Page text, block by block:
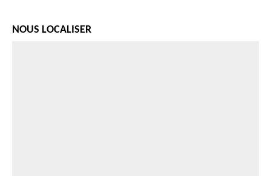
NOUS LOCALISER